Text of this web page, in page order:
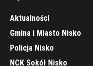
Aktualności
Gmina i Miasto Nisko
Policja Nisko
NCK Sokół Nisko